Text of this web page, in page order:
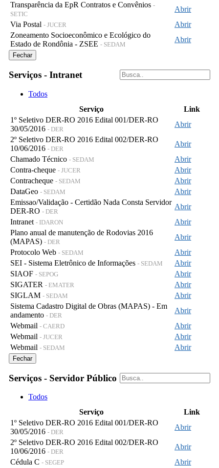
Transparência da EpR Contratos e Convênios -
SETIC
Abrir
Via Postal - JUCER
Abrir
Zoneamento Socioeconômico e Ecológico do
Estado de Rondônia - ZSEE - SEDAM
Abrir
Fechar
Serviços - Intranet
Todos
Serviço
Link
1º Seletivo DER-RO 2016 Edital 001/DER-RO
30/05/2016 - DER
Abrir
2º Seletivo DER-RO 2016 Edital 002/DER-RO
10/06/2016 - DER
Abrir
Chamado Técnico - SEDAM
Abrir
Contra-cheque - JUCER
Abrir
Contracheque - SEDAM
Abrir
DataGeo - SEDAM
Abrir
Emissao/Validação - Certidão Nada Consta Servidor
DER-RO - DER
Abrir
Intranet - IDARON
Abrir
Plano anual de manutenção de Rodovias 2016
(MAPAS) - DER
Abrir
Protocolo Web - SEDAM
Abrir
SEI - Sistema Eletrônico de Informações - SEDAM
Abrir
SIAOF - SEPOG
Abrir
SIGATER - EMATER
Abrir
SIGLAM - SEDAM
Abrir
Sistema Cadastro Digital de Obras (MAPAS) - Em
andamento - DER
Abrir
Webmail - CAERD
Abrir
Webmail - JUCER
Abrir
Webmail - SEDAM Abrir
Fechar
Serviços - Servidor Público
Todos
Serviço
Link
1º Seletivo DER-RO 2016 Edital 001/DER-RO
30/05/2016 - DER
Abrir
2º Seletivo DER-RO 2016 Edital 002/DER-RO
10/06/2016 - DER
Abrir
Cédula C - SEGEP
Abrir